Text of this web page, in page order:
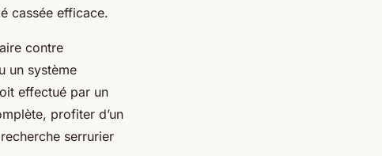
cassée efficace.
contre
un système
effectué par un
profiter d’un
serrurier